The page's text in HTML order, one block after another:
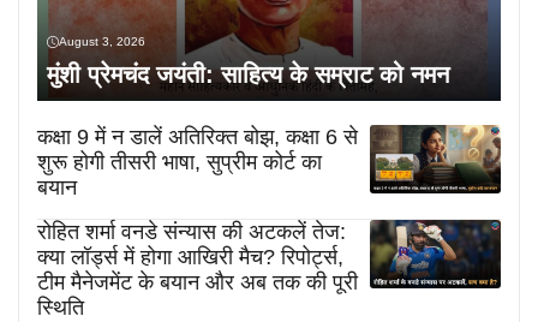
August 3, 2026
मुंशी प्रेमचंद जयंती: साहित्य के सम्राट को नमन
कक्षा 9 में न डालें अतिरिक्त बोझ, कक्षा 6 से
शुरू होगी तीसरी भाषा, सुप्रीम कोर्ट का
बयान
रोहित शर्मा वनडे संन्यास की अटकलें तेज:
क्या लॉर्ड्स में होगा आखिरी मैच? रिपोर्ट्स,
टीम मैनेजमेंट के बयान और अब तक की पूरी
स्थिति